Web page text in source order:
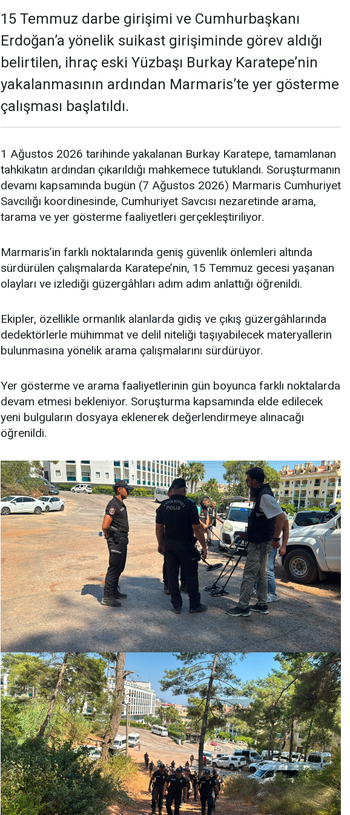
15 Temmuz darbe girişimi ve Cumhurbaşkanı
Erdoğan’a yönelik suikast girişiminde görev aldığı
belirtilen, ihraç eski Yüzbaşı Burkay Karatepe’nin
yakalanmasının ardından Marmaris’te yer gösterme
çalışması başlatıldı.
1 Ağustos 2026 tarihinde yakalanan Burkay Karatepe, tamamlanan
tahkikatın ardından çıkarıldığı mahkemece tutuklandı. Soruşturmanın
devamı kapsamında bugün (7 Ağustos 2026) Marmaris Cumhuriyet
Savcılığı koordinesinde, Cumhuriyet Savcısı nezaretinde arama,
tarama ve yer gösterme faaliyetleri gerçekleştiriliyor.
Marmaris’in farklı noktalarında geniş güvenlik önlemleri altında
sürdürülen çalışmalarda Karatepe’nin, 15 Temmuz gecesi yaşanan
olayları ve izlediği güzergâhları adım adım anlattığı öğrenildi.
Ekipler, özellikle ormanlık alanlarda gidiş ve çıkış güzergâhlarında
dedektörlerle mühimmat ve delil niteliği taşıyabilecek materyallerin
bulunmasına yönelik arama çalışmalarını sürdürüyor.
Yer gösterme ve arama faaliyetlerinin gün boyunca farklı noktalarda
devam etmesi bekleniyor. Soruşturma kapsamında elde edilecek
yeni bulguların dosyaya eklenerek değerlendirmeye alınacağı
öğrenildi.